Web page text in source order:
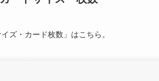
ズ・カード枚数」はこちら。